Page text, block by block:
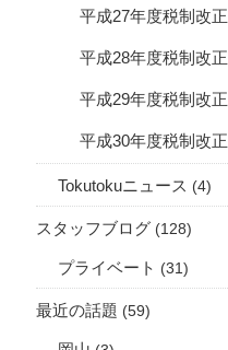
平成27年度税制改正
平成28年度税制改正
平成29年度税制改正
平成30年度税制改正
Tokutokuニュース (4)
スタッフブログ (128)
プライベート (31)
最近の話題 (59)